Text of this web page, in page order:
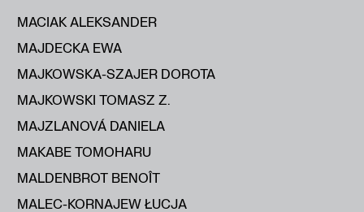
MACIAK ALEKSANDER
MAJDECKA EWA
MAJKOWSKA-SZAJER DOROTA
MAJKOWSKI TOMASZ Z.
MAJZLANOVÁ DANIELA
MAKABE TOMOHARU
MALDENBROT BENOÎT
MALEC-KORNAJEW ŁUCJA